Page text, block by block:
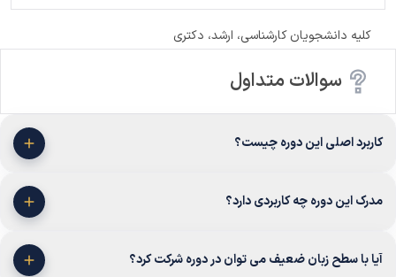
کلیه دانشجویان کارشناسی، ارشد، دکتری
سوالات متداول
کاربرد اصلی این دوره چیست؟
مدرک این دوره چه کاربردی دارد؟
آیا با سطح زبان ضعیف می توان در دوره شرکت کرد؟